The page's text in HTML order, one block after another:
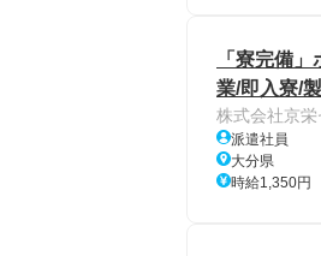
「寮完備
業/即入寮/
株式会社京栄
派遣社員
大分県
時給1,350円